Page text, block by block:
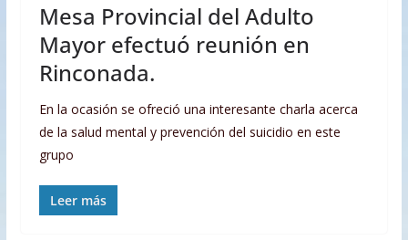
Mesa Provincial del Adulto
Mayor efectuó reunión en
Rinconada.
En la ocasión se ofreció una interesante charla acerca
de la salud mental y prevención del suicidio en este
grupo
Leer más